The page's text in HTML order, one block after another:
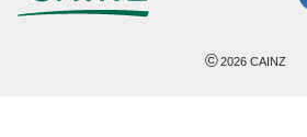
©2026 CAINZ